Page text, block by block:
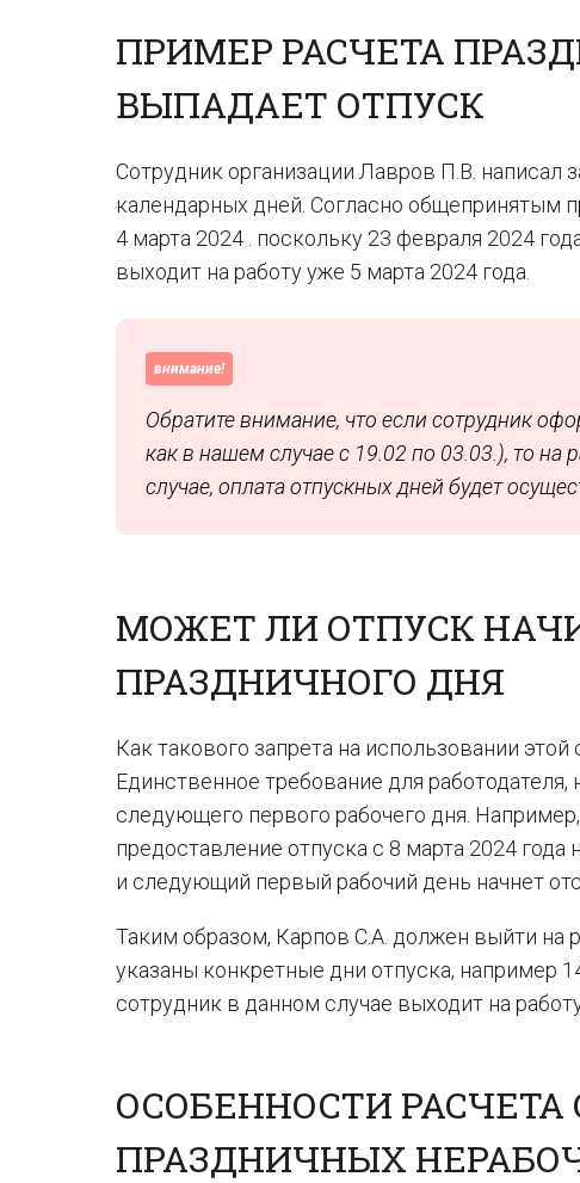
ПРИМЕР РАСЧЕТА
ВЫПАДАЕТ ОТПУСК
Сотрудник организации Лавров П.В. написал
календарных дней. Согласно общепринятым
4 марта 2024 . поскольку 23 февраля 2024
выходит на работу уже 5 марта 2024 года.
внимание!
Обратите внимание, что если сотрудник
как в нашем случае с 19.02 по 03.03.), то на
случае, оплата отпускных дней будет
МОЖЕТ ЛИ ОТПУСК
ПРАЗДНИЧНОГО ДНЯ
Как такового запрета на использовании
Единственное требование для
следующего первого рабочего дня.
предоставление отпуска с 8 марта 2024 года
и следующий первый рабочий день начнет
Таким образом, Карпов С.А. должен выйти на
указаны конкретные дни отпуска, например
сотрудник в данном случае выходит на
ОСОБЕННОСТИ
ПРАЗДНИЧНЫХ